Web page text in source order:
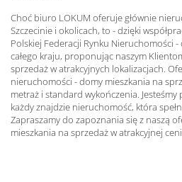
Choć biuro LOKUM oferuje głównie
Szczecinie i okolicach, to - dzięki
Polskiej Federacji Rynku Nieruchomości -
całego kraju, proponując naszym
sprzedaż w atrakcyjnych lokalizacjach.
nieruchomości - domy mieszkania na
metraż i standard wykończenia.
każdy znajdzie nieruchomość, która
Zapraszamy do zapoznania się z naszą
mieszkania na sprzedaż w atrakcyjnej